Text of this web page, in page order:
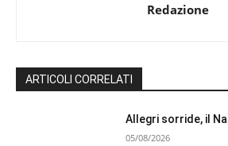
Redazione
ARTICOLI CORRELATI
Allegri sorride, il
05/08/2026